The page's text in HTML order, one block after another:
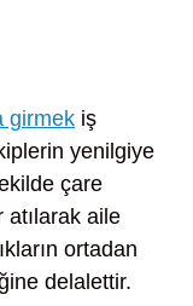
girmek iş
yenilgiye
çare
atılarak aile
ortadan
delalettir.